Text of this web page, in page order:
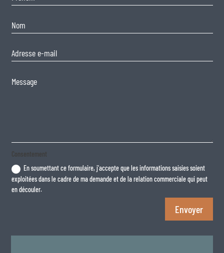
Consentement
En soumettant ce formulaire, j'accepte que les informations saisies soient
exploitées dans le cadre de ma demande et de la relation commerciale qui peut
en découler.
Envoyer